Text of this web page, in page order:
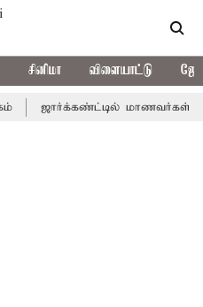
சினிமா விளையாட்டு
ஜார்க்கண்ட்டில் மாணவர்கள்